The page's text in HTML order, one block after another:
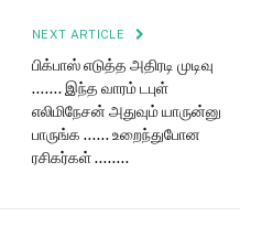
NEXT ARTICLE
பிக்பாஸ் எடுத்த அதிரடி முடிவு
……. இந்த வாரம் டபுள்
எலிமிநேசன் அதுவும் யாருன்னு
பாருங்க …… உறைந்துபோன
ரசிகர்கள் ……..